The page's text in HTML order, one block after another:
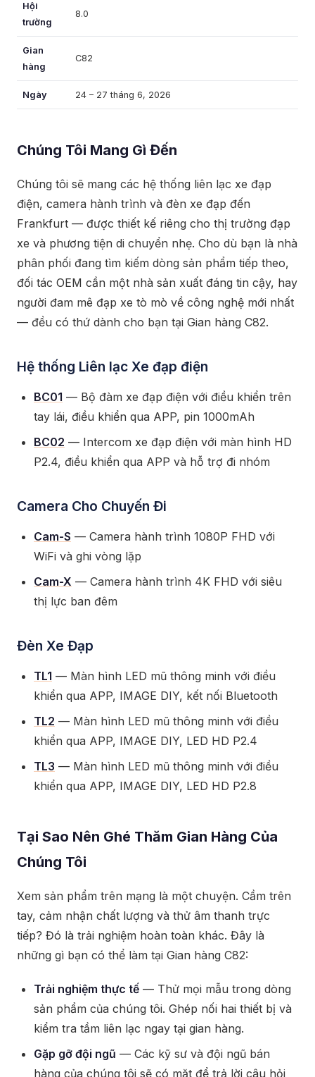
Hội
trường
8.0
Gian
hàng
C82
Ngày 24 – 27 tháng 6, 2026
Chúng Tôi Mang Gì Đến
Chúng tôi sẽ mang các hệ thống liên lạc xe đạp
điện, camera hành trình và đèn xe đạp đến
Frankfurt — được thiết kế riêng cho thị trường đạp
xe và phương tiện di chuyển nhẹ. Cho dù bạn là nhà
phân phối đang tìm kiếm dòng sản phẩm tiếp theo,
đối tác OEM cần một nhà sản xuất đáng tin cậy, hay
người đam mê đạp xe tò mò về công nghệ mới nhất
— đều có thứ dành cho bạn tại Gian hàng C82.
Hệ thống Liên lạc Xe đạp điện
BC01 — Bộ đàm xe đạp điện với điều khiển trên
tay lái, điều khiển qua APP, pin 1000mAh
BC02 — Intercom xe đạp điện với màn hình HD
P2.4, điều khiển qua APP và hỗ trợ đi nhóm
Camera Cho Chuyến Đi
Cam-S — Camera hành trình 1080P FHD với
WiFi và ghi vòng lặp
Cam-X — Camera hành trình 4K FHD với siêu
thị lực ban đêm
Đèn Xe Đạp
TL1 — Màn hình LED mũ thông minh với điều
khiển qua APP, IMAGE DIY, kết nối Bluetooth
TL2 — Màn hình LED mũ thông minh với điều
khiển qua APP, IMAGE DIY, LED HD P2.4
TL3 — Màn hình LED mũ thông minh với điều
khiển qua APP, IMAGE DIY, LED HD P2.8
Tại Sao Nên Ghé Thăm Gian Hàng Của
Chúng Tôi
Xem sản phẩm trên mạng là một chuyện. Cầm trên
tay, cảm nhận chất lượng và thử âm thanh trực
tiếp? Đó là trải nghiệm hoàn toàn khác. Đây là
những gì bạn có thể làm tại Gian hàng C82:
Trải nghiệm thực tế — Thử mọi mẫu trong dòng
sản phẩm của chúng tôi. Ghép nối hai thiết bị và
kiểm tra tầm liên lạc ngay tại gian hàng.
Gặp gỡ đội ngũ — Các kỹ sư và đội ngũ bán
hàng của chúng tôi sẽ có mặt để trả lời câu hỏi